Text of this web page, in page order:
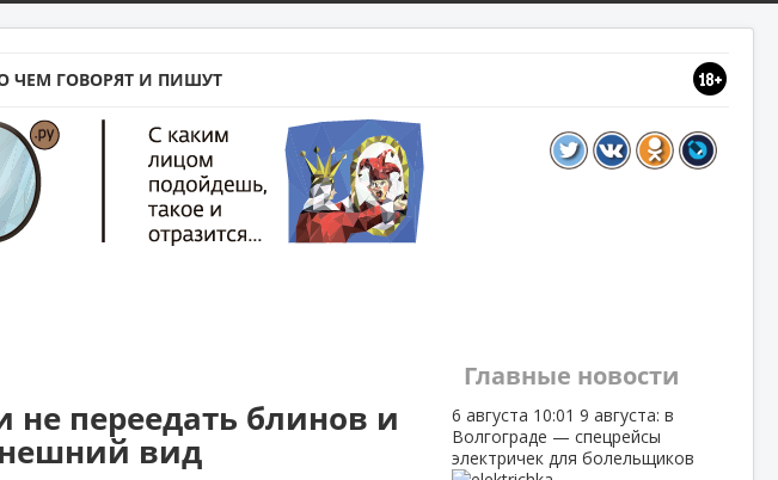
ЧЕМ ГОВОРЯТ И ПИШУТ
не переедать блинов и
вид
Главные новости
6 августа 10:01 9 августа: в
Волгограде — спецрейсы
электричек для болельщиков